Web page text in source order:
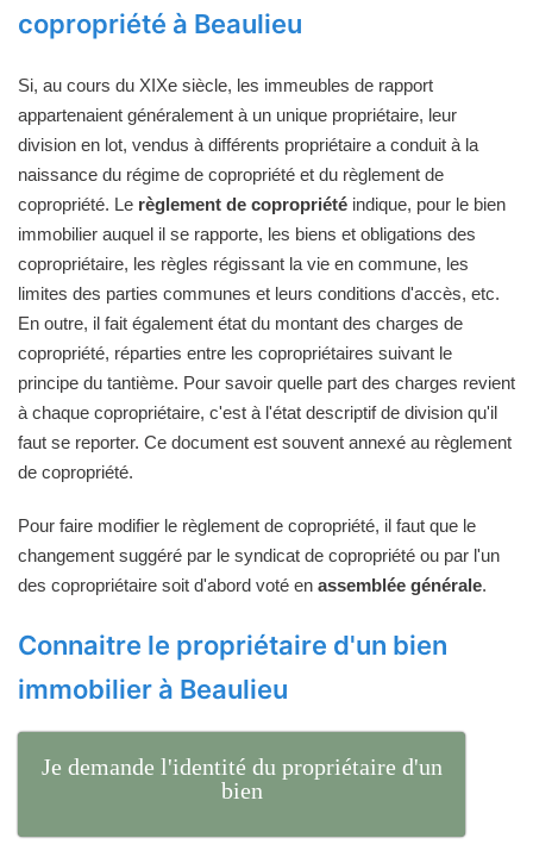
copropriété à Beaulieu
Si, au cours du XIXe siècle, les immeubles de rapport
appartenaient généralement à un unique propriétaire, leur
division en lot, vendus à différents propriétaire a conduit à la
naissance du régime de copropriété et du règlement de
copropriété. Le règlement de copropriété indique, pour le bien
immobilier auquel il se rapporte, les biens et obligations des
copropriétaire, les règles régissant la vie en commune, les
limites des parties communes et leurs conditions d'accès, etc.
En outre, il fait également état du montant des charges de
copropriété, réparties entre les copropriétaires suivant le
principe du tantième. Pour savoir quelle part des charges revient
à chaque copropriétaire, c'est à l'état descriptif de division qu'il
faut se reporter. Ce document est souvent annexé au règlement
de copropriété.
Pour faire modifier le règlement de copropriété, il faut que le
changement suggéré par le syndicat de copropriété ou par l'un
des copropriétaire soit d'abord voté en assemblée générale.
Connaitre le propriétaire d'un bien
immobilier à Beaulieu
Je demande l'identité du propriétaire d'un
bien